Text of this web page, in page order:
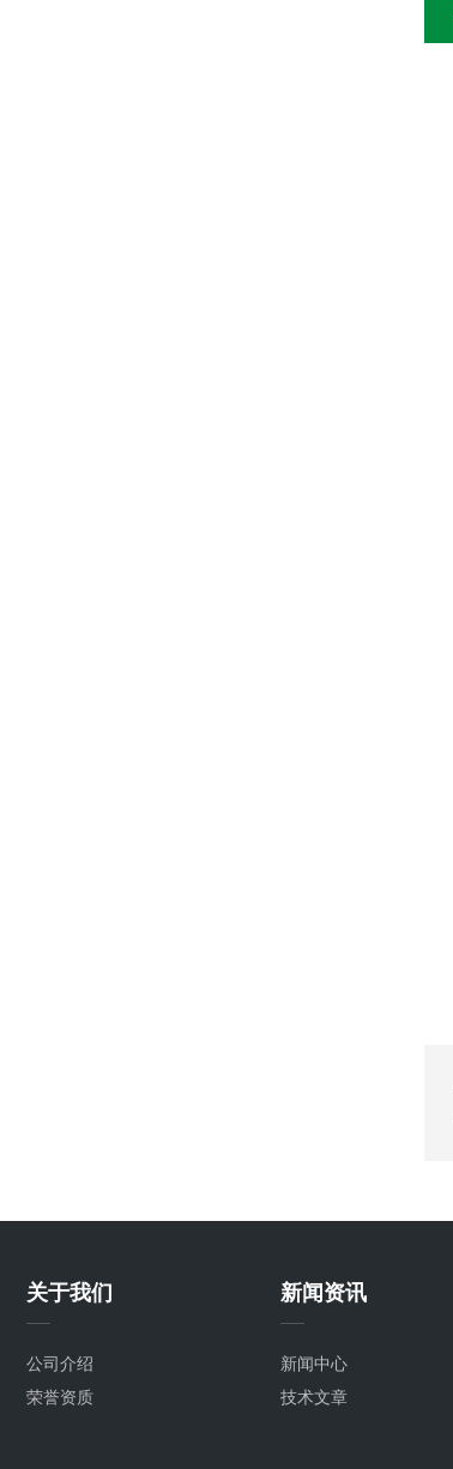
关于我们
公司介绍
荣誉资质
新闻资讯
新闻中心
技术文章